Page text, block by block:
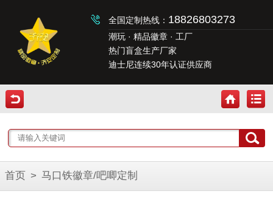
全国定制热线： 18826803273
潮玩 · 精品徽章 · 工厂
热门盲盒生产厂家
迪士尼连续30年认证供应商
首页 > 马口铁徽章/吧唧定制